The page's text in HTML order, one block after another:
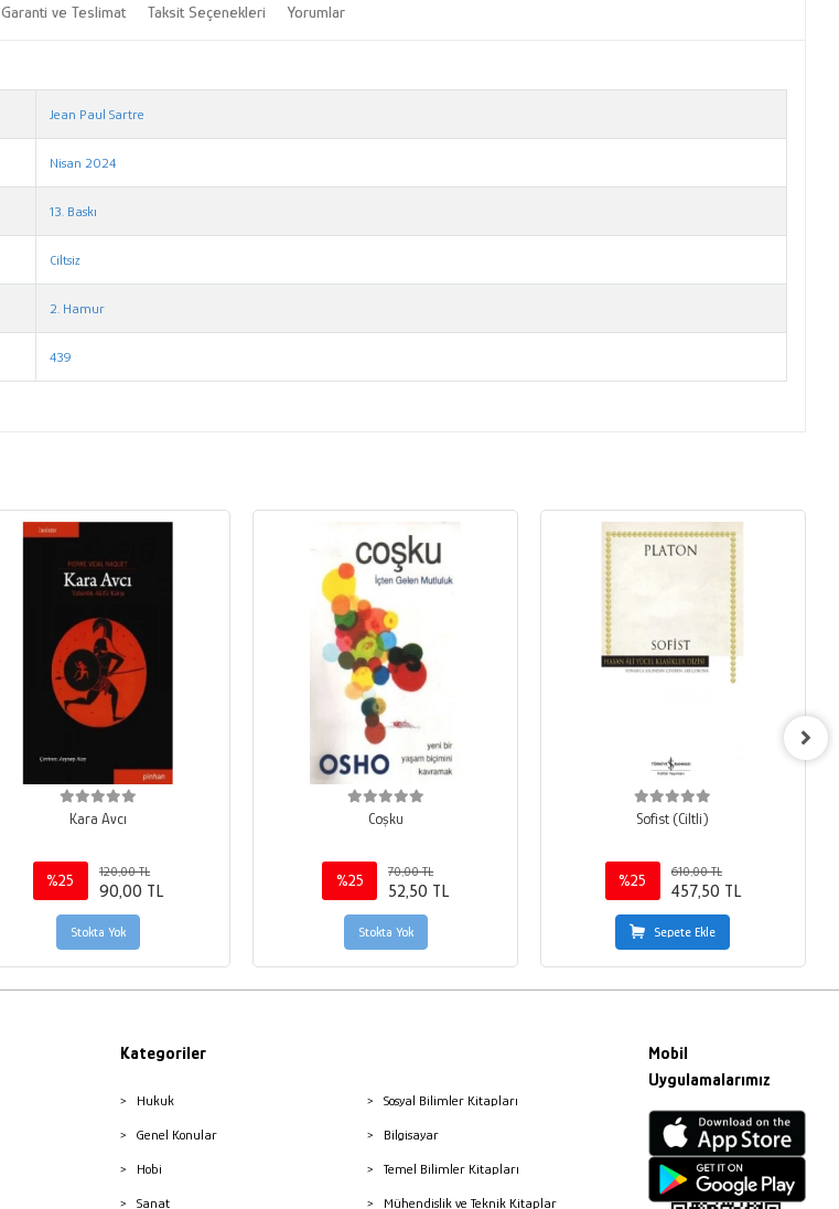
Garanti ve Teslimat Taksit Seçenekleri Yorumlar
Jean Paul Sartre
Nisan 2024
13. Baskı
Ciltsiz
2. Hamur
439
Kara Avcı
%25
120,00 TL
90,00 TL
Stokta Yok
Coşku
%25
70,00 TL
52,50 TL
Stokta Yok
Sofist (Ciltli)
%25
610,00 TL
457,50 TL
Sepete Ekle
Kategoriler
Hukuk
Genel Konular
Hobi
Sanat
Sosyal Bilimler Kitapları
Bilgisayar
Temel Bilimler Kitapları
Mühendislik ve Teknik Kitaplar
Mobil
Uygulamalarımız